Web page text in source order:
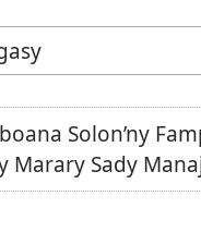
Solon’ny
Marary Sady